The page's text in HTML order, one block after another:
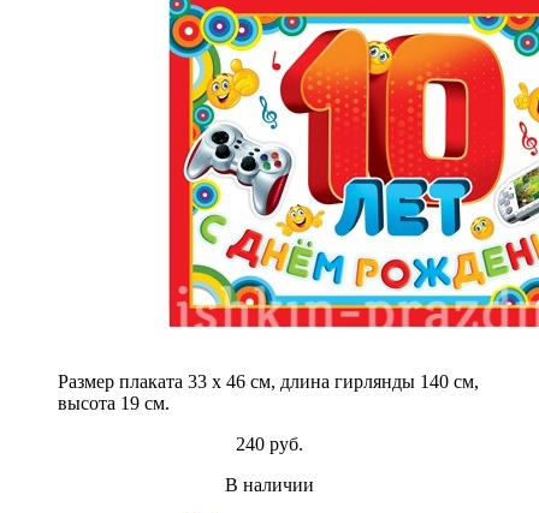
Размер плаката 33 х 46 см, длина гирлянды 140 см,
высота 19 см.
240 руб.
В наличии